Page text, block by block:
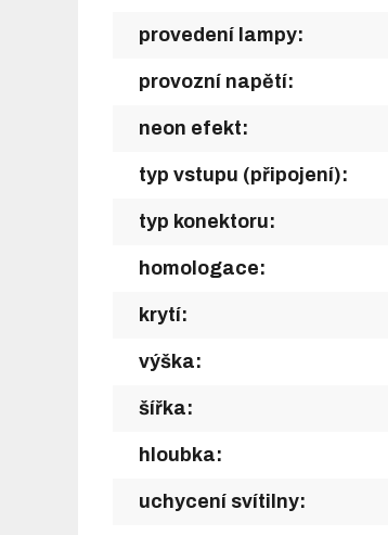
provedení lampy:
provozní napětí:
neon efekt:
typ vstupu (připojení):
typ konektoru:
homologace:
krytí:
výška:
šířka:
hloubka:
uchycení svítilny: